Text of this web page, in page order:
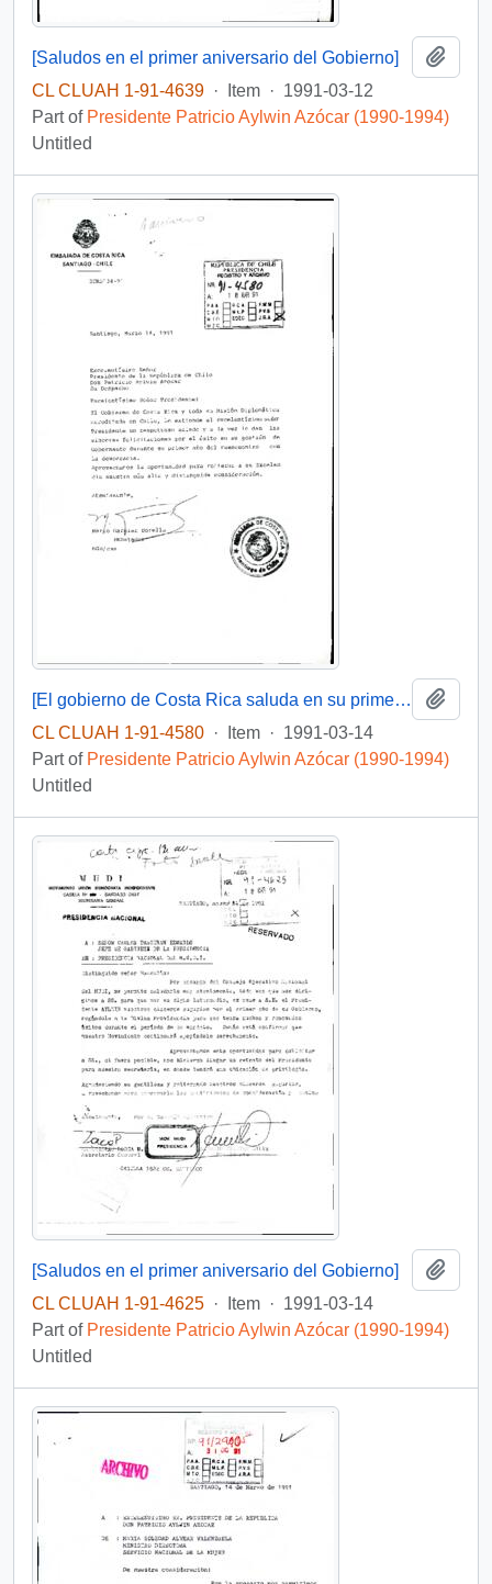
[Saludos en el primer aniversario del Gobierno]
CL CLUAH 1-91-4639 · Item · 1991-03-12
Part of Presidente Patricio Aylwin Azócar (1990-1994)
Untitled
[El gobierno de Costa Rica saluda en su primer aniversario]
CL CLUAH 1-91-4580 · Item · 1991-03-14
Part of Presidente Patricio Aylwin Azócar (1990-1994)
Untitled
[Saludos en el primer aniversario del Gobierno]
CL CLUAH 1-91-4625 · Item · 1991-03-14
Part of Presidente Patricio Aylwin Azócar (1990-1994)
Untitled